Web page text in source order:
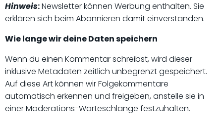
Hinweis:Newsletter können Werbung enthalten. Sie
erklären sich beim Abonnieren damit einverstanden.
Wie lange wir deine Daten speichern
Wenn du einen Kommentar schreibst, wird dieser
inklusive Metadaten zeitlich unbegrenzt gespeichert.
Auf diese Art können wir Folgekommentare
automatisch erkennen und freigeben, anstelle sie in
einer Moderations-Warteschlange festzuhalten.